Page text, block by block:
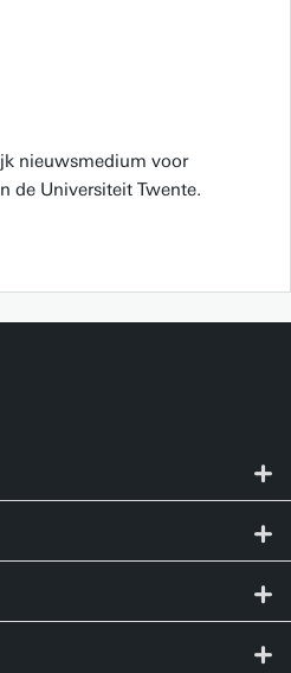
nieuwsmedium voor
de Universiteit Twente.